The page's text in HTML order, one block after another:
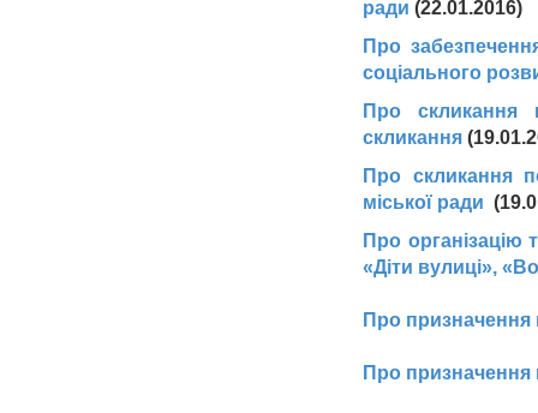
ради (22.01.2016)
Про
соціального
Про скликання
скликання
Про скликання
міської ради
Про організацію
«Діти вулиці»,
Про призначення
Про призначення